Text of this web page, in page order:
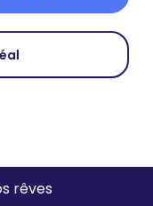
rêves